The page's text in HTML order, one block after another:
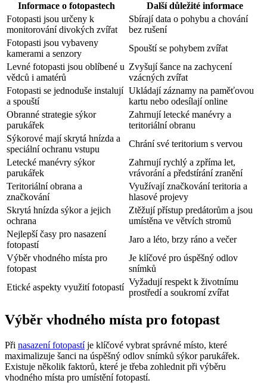
Informace o fotopastech
Další důležité informace
Fotopasti jsou určeny k
monitorování divokých zvířat
Sbírají data o pohybu a chování
bez rušení
Fotopasti jsou vybaveny
kamerami a senzory
Spouští se pohybem zvířat
Levné fotopasti jsou oblíbené u
vědců i amatérů
Zvyšují šance na zachycení
vzácných zvířat
Fotopasti se jednoduše instalují
a spouští
Ukládají záznamy na paměťovou
kartu nebo odesílají online
Obranné strategie sýkor
parukářek
Zahrnují letecké manévry a
teritoriální obranu
Sýkorové mají skrytá hnízda a
speciální ochranu vstupu
Chrání své teritorium s vervou
Letecké manévry sýkor
parukářek
Zahrnují rychlý a zpříma let,
vrávorání a předstírání zranění
Teritoriální obrana a
značkování
Využívají značkování teritoria a
hlasové projevy
Skrytá hnízda sýkor a jejich
ochrana
Ztěžují přístup predátorům a jsou
umístěna ve větvích stromů
Nejlepší časy pro nasazení
fotopastí
Jaro a léto, brzy ráno a večer
Výběr vhodného místa pro
fotopast
Je klíčové pro úspěšný odlov
snímků
Etické aspekty využití fotopastí
Vyžadují respekt k životnímu
prostředí a soukromí zvířat
Výběr vhodného místa pro fotopast
Při nasazení fotopastíje klíčové vybrat správné místo, které
maximalizuje šanci na úspěšný odlov snímků sýkor parukářek.
Existuje několik faktorů, které je třeba zohlednit při výběru
vhodného místa pro umístění fotopastí.